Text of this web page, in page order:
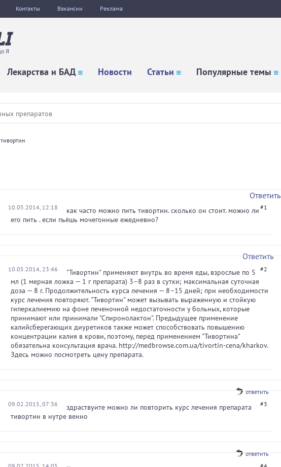
Контакты Вакансии Реклама
Лекарства и БАД Новости Статьи Популярные темы
тивортин
Ответить
10.05.2014, 12:18 #1
как часто можно пить тивортин. сколько он стоит. можно ли
его пить . если пьёшь мочегонные ежедневно?
Ответить
10.05.2014, 23:46 #2
"Тивортин" применяют внутрь во время еды, взрослые по 5
мл (1 мерная ложка — 1 г препарата) 3–8 раз в сутки; максимальная суточная
доза — 8 г. Продолжительность курса лечения — 8–15 дней; при необходимости
курс лечения повторяют. "Тивортин" может вызывать выраженную и стойкую
гиперкалиемию на фоне печеночной недостаточности у больных, которые
принимают или принимали "Спиронолактон". Предыдущее применение
калийсберегающих диуретиков также может способствовать повышению
концентрации калия в крови, поэтому, перед применением "Тивортина"
обязательна консультация врача. http://medbrowse.com.ua/tivortin-cena/kharkov.
Здесь можно посмотреть цену препарата.
ответить
09.02.2015, 07:36 #3
здраствуите можно ли повторить курс лечения препарата
тивортин в нутре венно
ответить